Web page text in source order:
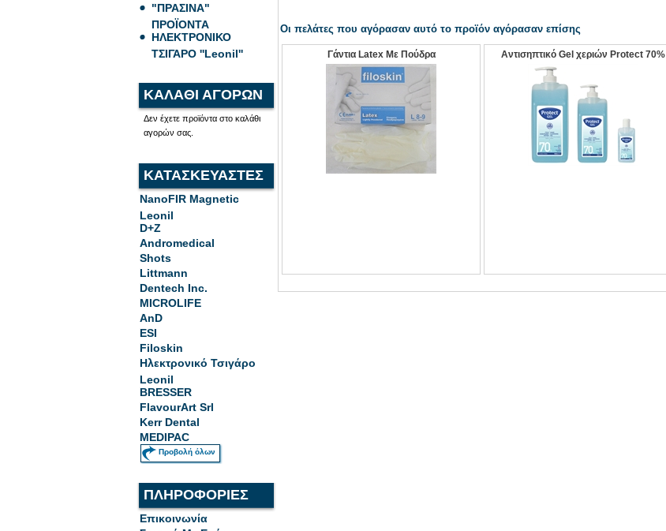
"ΠΡΑΣΙΝΑ"
ΠΡΟΪΟΝΤΑ
ΗΛΕΚΤΡΟΝΙΚΟ
ΤΣΙΓΑΡΟ ''Leonil''
ΚΑΛΑΘΙ ΑΓΟΡΩΝ
Δεν έχετε προϊόντα στο καλάθι
αγορών σας.
ΚΑΤΑΣΚΕΥΑΣΤΕΣ
NanoFIR Magnetic
Leonil
D+Z
Andromedical
Shots
Littmann
Dentech Inc.
MICROLIFE
AnD
ESI
Filoskin
Ηλεκτρονικό Τσιγάρο
Leonil
BRESSER
FlavourArt Srl
Kerr Dental
MEDIPAC
Προβολή όλων
ΠΛΗΡΟΦΟΡΙΕΣ
Επικοινωνία
Οι πελάτες που αγόρασαν αυτό το προϊόν αγόρασαν επίσης
Γάντια Latex Με Πούδρα Αντισηπτικό Gel χεριών Protect 70%